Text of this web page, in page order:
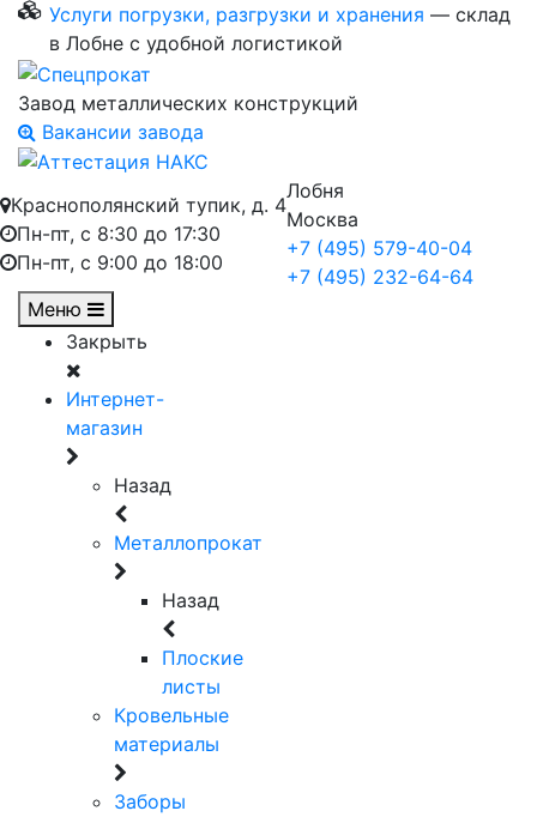
Услуги погрузки, разгрузки и хранения — склад
в Лобне с удобной логистикой
Завод металлических конструкций
Вакансии завода
Краснополянский тупик, д. 4
Пн-пт, с 8:30 до 17:30
Пн-пт, с 9:00 до 18:00
Лобня
Москва
+7 (495) 579-40-04
+7 (495) 232-64-64
Меню
Закрыть
Интернет-
магазин
Назад
Металлопрокат
Назад
Плоские
листы
Кровельные
материалы
Заборы